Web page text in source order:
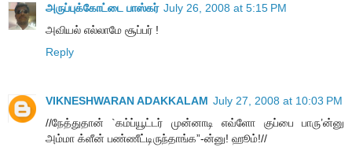
அருப்புக்கோட்டை பாஸ்கர் July 26, 2008 at 5:15 PM
அவியல் எல்லாமே சூப்பர் !
Reply
VIKNESHWARAN ADAKKALAM July 27, 2008 at 10:03 PM
//நேத்துதான் `கம்ப்யூட்டர் முன்னாடி எவ்ளோ குப்பை பாரு’ன்னு
அம்மா க்ளீன் பண்ணீட்டிருந்தாங்க”-ன்னு! ஹூம்!//